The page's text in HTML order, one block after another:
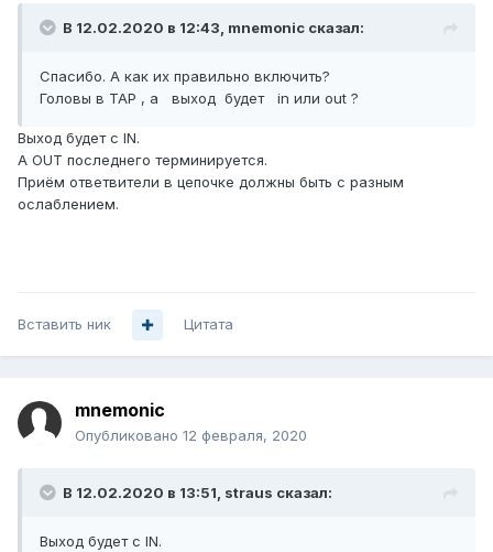
В 12.02.2020 в 12:43, mnemonic сказал:
Спасибо. А как их правильно включить?
Головы в TAP , а выход будет in или out ?
Выход будет с IN.
А OUT последнего терминируется.
Приём ответвители в цепочке должны быть с разным
ослаблением.
Вставить ник Цитата
mnemonic
Опубликовано 12 февраля, 2020
В 12.02.2020 в 13:51, straus сказал:
Выход будет с IN.